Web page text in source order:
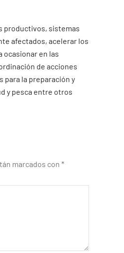
productivos, sistemas
afectados, acelerar los
en las
de acciones
para la preparación y
y pesca entre otros
marcados con *